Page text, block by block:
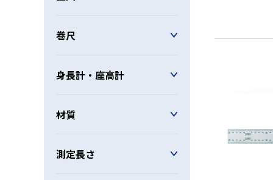
巻尺
身長計・座高計
材質
測定長さ